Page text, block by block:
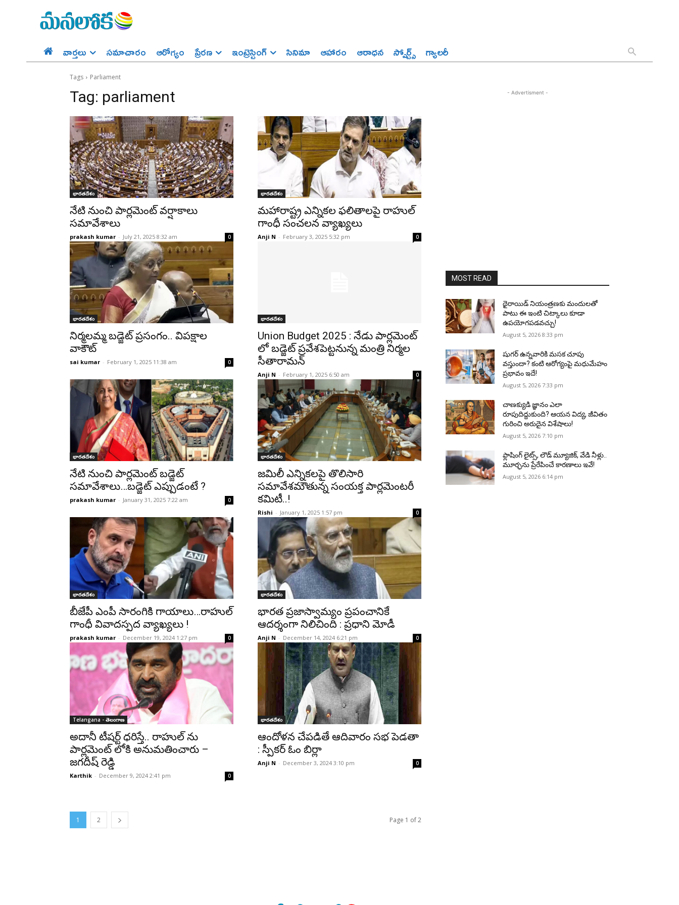
వార్తలు సమాచారం ఆరోగ్యం ప్రేర‌ణ‌ ఇంట్రెస్టింగ్‌ సినిమా ఆహారం ఆరాధన స్పోర్ట్స్‌ గ్యాలరీ
Tags Parliament
Tag: parliament
భారతదేశం
నేటి నుంచి పార్లమెంట్ వర్షాకాలు
సమావేశాలు
prakash kumar - July 21, 2025 8:32 am 0
భారతదేశం
మహారాష్ట్ర ఎన్నికల ఫలితాలపై రాహుల్
గాంధీ సంచలన వ్యాఖ్యలు
Anji N - February 3, 2025 5:32 pm 0
భారతదేశం
నిర్మలమ్మ బడ్జెట్ ప్రసంగం.. విపక్షాల
వాకౌట్
sai kumar - February 1, 2025 11:38 am 0
భారతదేశం
Union Budget 2025 : నేడు పార్లమెంట్
లో బడ్జెట్ ప్రవేశపెట్టనున్న మంత్రి నిర్మల
సీతారామన్
Anji N - February 1, 2025 6:50 am 0
భారతదేశం
నేటి నుంచి పార్లమెంట్ బడ్జెట్
సమావేశాలు…బడ్జెట్‌ ఎప్పుడంటే ?
prakash kumar - January 31, 2025 7:22 am 0
భారతదేశం
జమిలీ ఎన్నికలపై తొలిసారి
సమావేశమౌతున్న సంయక్త పార్లమెంటరీ
కమిటీ..!
Rishi - January 1, 2025 1:57 pm 0
భారతదేశం
బీజేపీ ఎంపీ సారంగికి గాయాలు…రాహుల్‌
గాంధీ వివాదస్పద వ్యాఖ్యలు !
prakash kumar - December 19, 2024 1:27 pm 0
భారతదేశం
భారత ప్రజాస్వామ్యం ప్రపంచానికే
ఆదర్శంగా నిలిచింది : ప్రధాని మోడీ
Anji N - December 14, 2024 6:21 pm 0
Telangana - తెలంగాణ
అదానీ టీషర్ట్ ధరిస్తే.. రాహుల్ ను
పార్లమెంట్ లోకి అనుమతించారు –
జగదీష్ రెడ్డి
Karthik - December 9, 2024 2:41 pm 0
భారతదేశం
ఆందోళన చేపడితే ఆదివారం సభ పెడతా
: స్పీకర్ ఓం బిర్లా
Anji N - December 3, 2024 3:10 pm 0
1 2 Page 1 of 2
- Advertisment -
MOST READ
థైరాయిడ్ నియంత్రణకు మందులతో
పాటు ఈ ఇంటి చిట్కాలు కూడా
ఉపయోగపడవచ్చు!
August 5, 2026 8:33 pm
షుగర్ ఉన్నవారికి మసక చూపు
వస్తుందా? కంటి ఆరోగ్యంపై మధుమేహం
ప్రభావం ఇదే!
August 5, 2026 7:33 pm
చాణక్యుడి జ్ఞానం ఎలా
రూపుదిద్దుకుంది? ఆయన విద్య, జీవితం
గురించి అరుదైన విశేషాలు!
August 5, 2026 7:10 pm
ఫ్లాషింగ్ లైట్స్, లౌడ్ మ్యూజిక్, వేడి నీళ్లు..
మూర్ఛను ప్రేరేపించే కారణాలు ఇవే!
August 5, 2026 6:14 pm